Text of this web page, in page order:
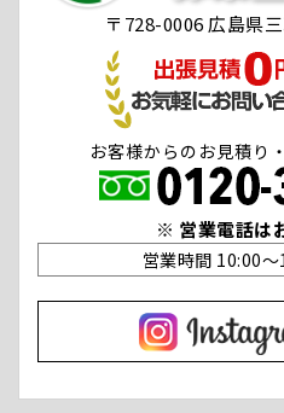
〒728-0006 広島県
お客様からのお見積り
※ 営業電話は
営業時間 10:00